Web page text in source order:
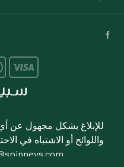
للإبلاغ بشكل مجهول عن
واللوائح أو الاشتباه في